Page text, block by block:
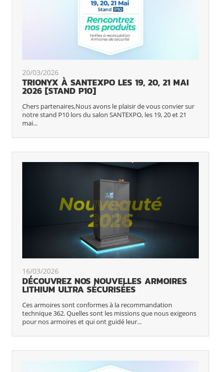
20/03/2026
TRIONYX À SANTEXPO LES 19, 20, 21 MAI
2026 [STAND P10]
Chers partenaires,Nous avons le plaisir de vous convier sur
notre stand P10 lors du salon SANTEXPO, les 19, 20 et 21
mai...
16/03/2026
DÉCOUVREZ NOS NOUVELLES ARMOIRES
LITHIUM ULTRA SÉCURISÉES
Ces armoires sont conformes à la recommandation
technique 362. Quelles sont les missions que nous exigeons
pour nos armoires et qui ont guidé leur...